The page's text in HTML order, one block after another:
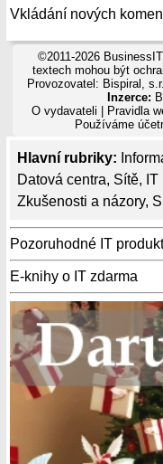
Hlavní rubriky:
Datová centra, Sítě,
Zkušenosti a názory,
Pozoruhodné IT
E-knihy o IT zdarma
Vkládání nových
©2011-2026
textech mohou být
Provozovatel: Bispiral,
Inzerce:
O vydavateli
Pravidla
Používáme